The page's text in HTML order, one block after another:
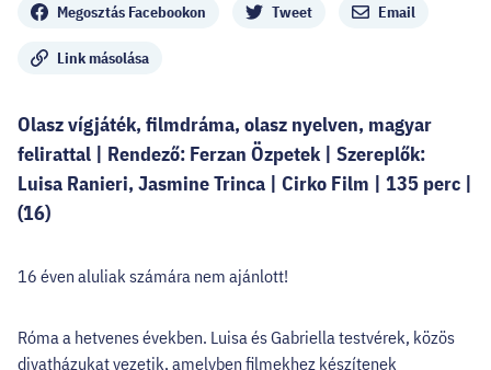
Megosztás Facebookon Tweet Email
Link másolása
Olasz vígjáték, filmdráma, olasz nyelven, magyar
felirattal | Rendező: Ferzan Özpetek | Szereplők:
Luisa Ranieri, Jasmine Trinca | Cirko Film | 135 perc |
(16)
16 éven aluliak számára nem ajánlott!
Róma a hetvenes években. Luisa és Gabriella testvérek, közös
divatházukat vezetik, amelyben filmekhez készítenek